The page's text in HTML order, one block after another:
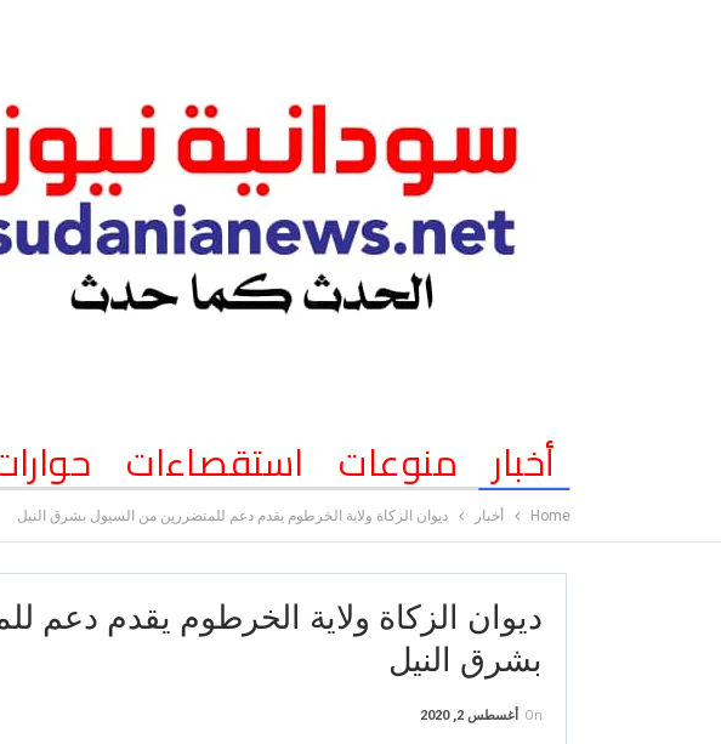
أخبار منوعات استقصاءات
Home أخبار ديوان الزكاة ولاية الخرطوم يقدم دعم للمتضررين من السيول بشرق النيل
ديوان الزكاة ولاية الخرطوم يقدم دعم
بشرق النيل
On أغسطس 2, 2020